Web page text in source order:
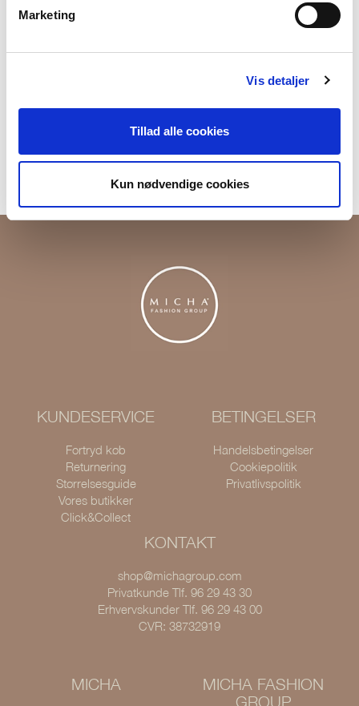
Marketing
Vis detaljer
Tillad alle cookies
Kun nødvendige cookies
50% Cashmere30%Wool 20%Lyocell
000001360027500000205
Fri fragt ved køb over 699,-
Returner i vores butikker
Levering 1-3 dage
KUNDESERVICE
Fortryd køb
Returnering
Størrelsesguide
Vores butikker
Click&Collect
BETINGELSER
Handelsbetingelser
Cookiepolitik
Privatlivspolitik
KONTAKT
shop@michagroup.com
Privatkunde Tlf. 96 29 43 30
Erhvervskunder Tlf. 96 29 43 00
CVR: 38732919
MICHA
MICHA FASHION
GROUP